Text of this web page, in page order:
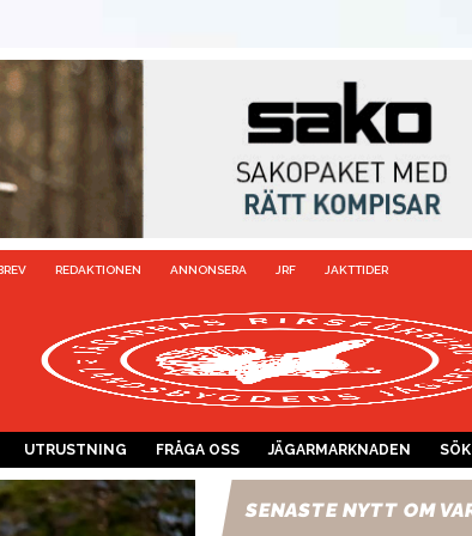
REDAKTIONEN ANNONSERA JRF JAKTTIDER
UTRUSTNING FRÅGA OSS JÄGARMARKNADEN SÖK
SENASTE NYTT OM